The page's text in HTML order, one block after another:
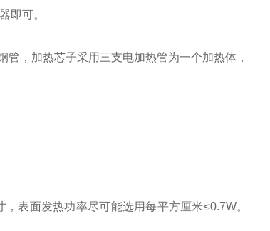
即可。
，加热芯子采用三支电加热管为一个加热体，
表面发热功率尽可能选用每平方厘米≤0.7W。